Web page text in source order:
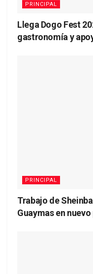
PRINCIPAL
Llega Dogo Fest
gastronomía y
PRINCIPAL
Trabajo de
Guaymas en